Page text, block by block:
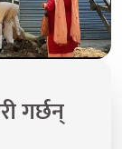
गर्छन्